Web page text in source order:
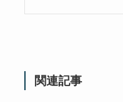
関連記事